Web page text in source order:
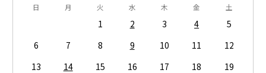
日 月 火 水 木 金 土
1 2 3 4
5
6
7 8 9 10 11
12
13
14 15 16 17 18
19